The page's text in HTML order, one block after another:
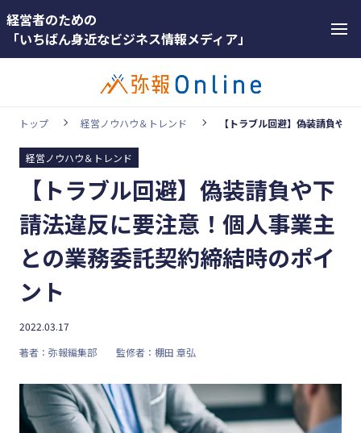
経営者のための
「いちばん身近なビジネス情報メディア」
カテゴリー
顧客獲得・売上アップ
人材（採用・育成・定着）
事業成長・経営力アップ
経営ノウハウ＆トレンド
弥生の製品・サービス
業務効率化
キーワード
#インボイス
ホットワー
#インボ
イス
#インボ
簿保存法
#集客
#資金調
トップ 経営ノウハウ＆トレンド 【トラブル回避】偽装請負や
経営ノウハウ＆トレンド
【トラブル回避】偽装請負や下
請法違反に要注意！個人事業主
との業務委託契約締結時のポイ
ント
2022.03.17
著者：弥報編集部
監修者：棚田 章弘